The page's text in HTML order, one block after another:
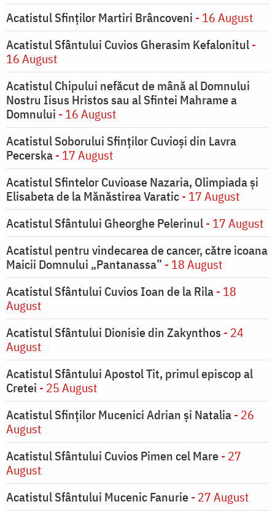
Acatistul Sfinților Martiri Brâncoveni - 16 August
Acatistul Sfântului Cuvios Gherasim Kefalonitul-
16 August
Acatistul Chipului nefăcut de mână al Domnului
Nostru Iisus Hristos sau al Sfintei Mahrame a
Domnului - 16 August
Acatistul Soborului Sfinților Cuvioși din Lavra
Pecerska- 17 August
Acatistul Sfintelor Cuvioase Nazaria, Olimpiada și
Elisabeta de la Mănăstirea Varatic- 17 August
Acatistul Sfântului Gheorghe Pelerinul- 17 August
Acatistul pentru vindecarea de cancer, către icoana
Maicii Domnului „Pantanassa” - 18 August
Acatistul Sfântului Cuvios Ioan de la Rila- 18
August
Acatistul Sfântului Dionisie din Zakynthos - 24
August
Acatistul Sfântului Apostol Tit, primul episcop al
Cretei - 25 August
Acatistul Sfinților Mucenici Adrian și Natalia- 26
August
Acatistul Sfântului Cuvios Pimen cel Mare- 27
August
Acatistul Sfântului Mucenic Fanurie- 27 August